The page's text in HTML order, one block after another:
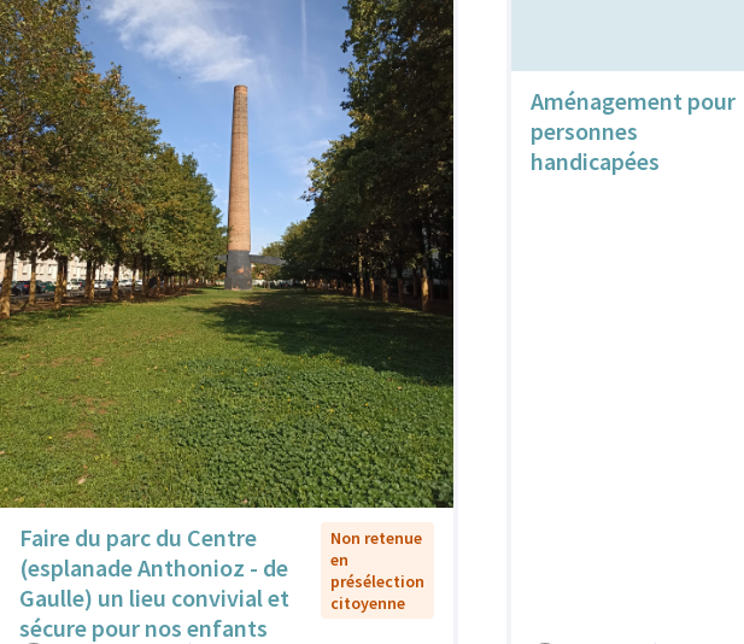
Faire du parc du Centre
(esplanade Anthonioz - de
Gaulle) un lieu convivial et
sécure pour nos enfants
Non retenue
en
présélection
citoyenne
Aménagement pour
personnes
handicapées